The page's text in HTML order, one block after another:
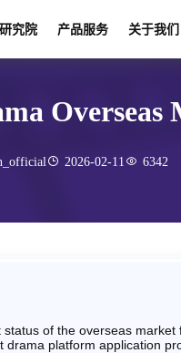
究院 产品服务 关于我们
2026-02-11 6342
of the overseas
platform application